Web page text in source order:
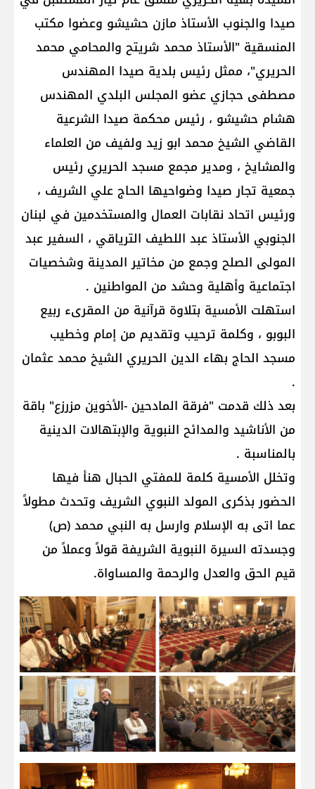
صيدا والجنوب الأستاذ مازن حشيشو وعضوا مكتب
المنسقية "الأستاذ محمد شريتح والمحامي محمد
الحريري"، ممثل رئيس بلدية صيدا المهندس
مصطفى حجازي عضو المجلس البلدي المهندس
هشام حشيشو ، رئيس محكمة صيدا الشرعية
القاضي الشيخ محمد ابو زيد ولفيف من العلماء
والمشايخ ، ومدير مجمع مسجد الحريري رئيس
جمعية تجار صيدا وضواحيها الحاج علي الشريف ،
ورئيس اتحاد نقابات العمال والمستخدمين في لبنان
الجنوبي الأستاذ عبد اللطيف الترياقي ، السفير عبد
المولى الصلح وجمع من مخاتير المدينة وشخصيات
اجتماعية وأهلية وحشد من المواطنين .
استهلت الأمسية بتلاوة قرآنية من المقرىء ربيع
البوبو ، وكلمة ترحيب وتقديم من إمام وخطيب
مسجد الحاج بهاء الدين الحريري الشيخ محمد عثمان
.
بعد ذلك قدمت "فرقة المادحين -الأخوين مزرزع" باقة
من الأناشيد والمدائح النبوية والإبتهالات الدينية
بالمناسبة .
وتخلل الأمسية كلمة للمفتي الحبال هنأ فيها
الحضور بذكرى المولد النبوي الشريف وتحدث مطولاً
عما اتى به الإسلام وارسل به النبي محمد (ص)
وجسدته السيرة النبوية الشريفة قولاً وعملاً من
قيم الحق والعدل والرحمة والمساواة.